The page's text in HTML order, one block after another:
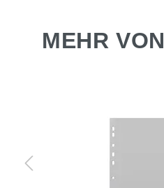
MEHR VON